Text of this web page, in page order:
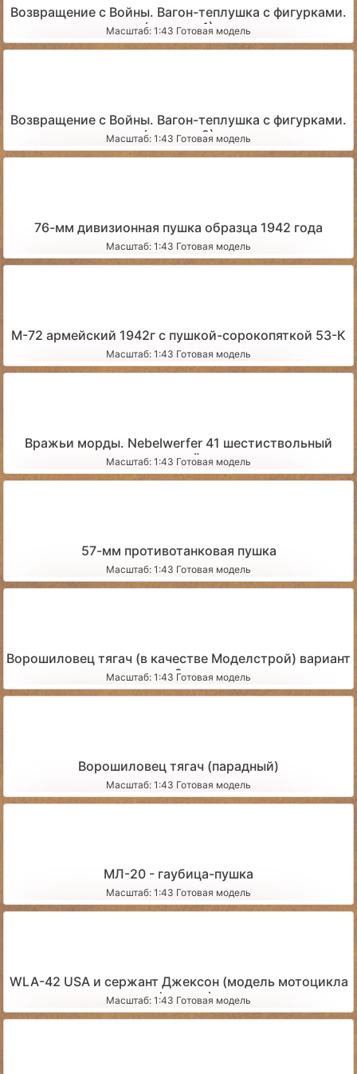
Возвращение с Войны. Вагон-теплушка с фигурками.
(вариант 1)
Масштаб: 1:43 Готовая модель
Возвращение с Войны. Вагон-теплушка с фигурками.
(вариант 2)
Масштаб: 1:43 Готовая модель
76-мм дивизионная пушка образца 1942 года
Масштаб: 1:43 Готовая модель
М-72 армейский 1942г с пушкой-сорокопяткой 53-К
Масштаб: 1:43 Готовая модель
Вражьи морды. Nebelwerfer 41 шестиствольный
миномёт
Масштаб: 1:43 Готовая модель
57-мм противотанковая пушка
Масштаб: 1:43 Готовая модель
Ворошиловец тягач (в качестве Моделстрой) вариант
2
Масштаб: 1:43 Готовая модель
Ворошиловец тягач (парадный)
Масштаб: 1:43 Готовая модель
МЛ-20 - гаубица-пушка
Масштаб: 1:43 Готовая модель
WLA-42 USA и сержант Джексон (модель мотоцикла
и фигурка)
Масштаб: 1:43 Готовая модель